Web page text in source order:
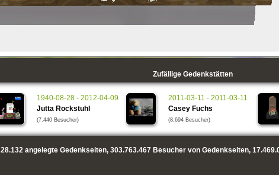
Zufällige Gedenkstätten
1940-08-28 - 2012-04-09
Jutta Rockstuhl
(7.440 Besucher)
2011-03-11 - 2011-03-11
Casey Fuchs
(8.694 Besucher)
28.132angelegte Gedenkseiten, 303.763.467Besucher von Gedenkseiten,